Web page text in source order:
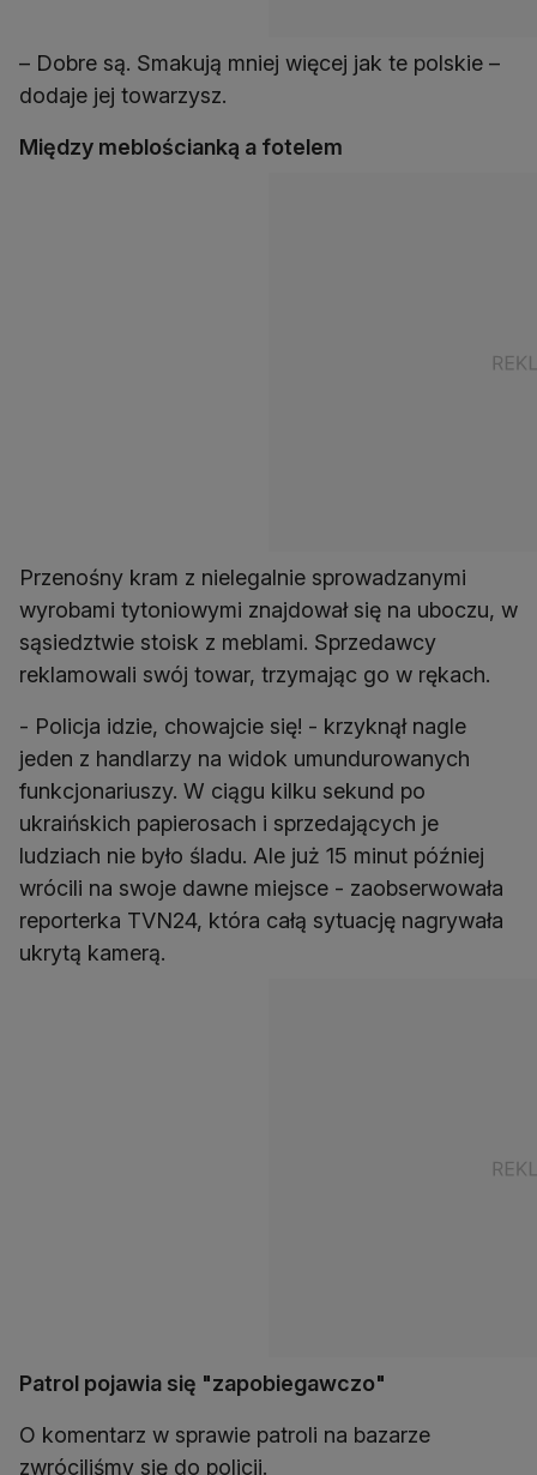
– Dobre są. Smakują mniej więcej jak te polskie –
dodaje jej towarzysz.
Między meblościanką a fotelem
Przenośny kram z nielegalnie sprowadzanymi
wyrobami tytoniowymi znajdował się na uboczu, w
sąsiedztwie stoisk z meblami. Sprzedawcy
reklamowali swój towar, trzymając go w rękach.
- Policja idzie, chowajcie się! - krzyknął nagle
jeden z handlarzy na widok umundurowanych
funkcjonariuszy. W ciągu kilku sekund po
ukraińskich papierosach i sprzedających je
ludziach nie było śladu. Ale już 15 minut później
wrócili na swoje dawne miejsce - zaobserwowała
reporterka TVN24, która całą sytuację nagrywała
ukrytą kamerą.
Patrol pojawia się "zapobiegawczo"
O komentarz w sprawie patroli na bazarze
zwróciliśmy się do policji.